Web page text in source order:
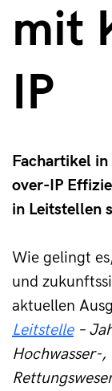
Fachartikel
over-IP
in Leitstellen
Wie gelingt
und
aktuellen
Leitstelle –
Hochwasser-
mit
IP